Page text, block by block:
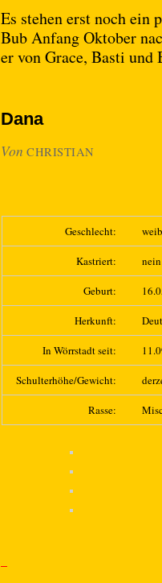
Es stehen erst noch ein
Bub Anfang Oktober
er von Grace, Basti und
Dana
Von CHRISTIAN
Geschlecht:
Kastriert: nein
Geburt:
Herkunft:
In Wörrstadt seit:
Schulterhöhe/Gewicht:
Rasse: